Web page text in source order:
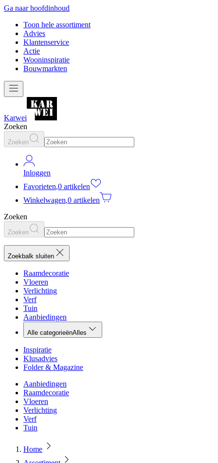
Ga naar hoofdinhoud
Toon hele assortiment
Advies
Klantenservice
Actie
Wooninspiratie
Bouwmarkten
Karwei
Zoeken
Zoeken
Inloggen
Favorieten,0 artikelen
Winkelwagen,0 artikelen
Zoeken
Zoeken
Zoekbalk sluiten
Raamdecoratie
Vloeren
Verlichting
Verf
Tuin
Aanbiedingen
Alle categorieënAlles
Inspiratie
Klusadvies
Folder & Magazine
Aanbiedingen
Raamdecoratie
Vloeren
Verlichting
Verf
Tuin
Home